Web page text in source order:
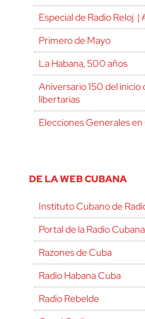
Especial de Radio Reloj
Primero de Mayo
La Habana, 500 años
Aniversario 150 del inicio
libertarias
Elecciones Generales
DE LA WEB CUBANA
Instituto Cubano de
Portal de la Radio Cubana
Razones de Cuba
Radio Habana Cuba
Radio Rebelde